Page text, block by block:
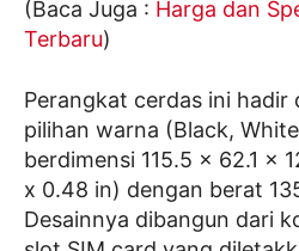
(Baca Juga : Harga dan
Terbaru)
Perangkat cerdas ini hadir
pilihan warna (Black,
berdimensi 115.5 x 62.1 x
x 0.48 in) dengan berat
Desainnya dibangun dari